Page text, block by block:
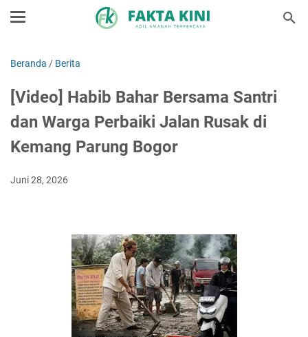
Beranda / Berita
[Video] Habib Bahar Bersama Santri
dan Warga Perbaiki Jalan Rusak di
Kemang Parung Bogor
Juni 28, 2026